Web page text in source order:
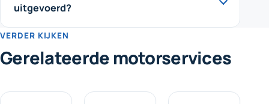
uitgevoerd?
VERDER KIJKEN
Gerelateerde motorservices